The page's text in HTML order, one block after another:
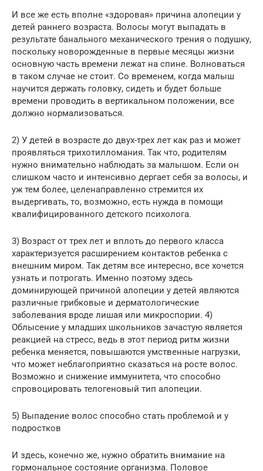
И все же есть вполне «здоровая» причина алопеции у
детей раннего возраста. Волосы могут выпадать в
результате банального механического трения о подушку,
поскольку новорожденные в первые месяцы жизни
основную часть времени лежат на спине. Волноваться
в таком случае не стоит. Со временем, когда малыш
научится держать головку, сидеть и будет больше
времени проводить в вертикальном положении, все
должно нормализоваться.
2) У детей в возрасте до двух-трех лет как раз и может
проявляться трихотилломания. Так что, родителям
нужно внимательно наблюдать за малышом. Если он
слишком часто и интенсивно дергает себя за волосы, и
уж тем более, целенаправленно стремится их
выдергивать, то, возможно, есть нужда в помощи
квалифицированного детского психолога.
3) Возраст от трех лет и вплоть до первого класса
характеризуется расширением контактов ребенка с
внешним миром. Так детям все интересно, все хочется
узнать и потрогать. Именно поэтому здесь
доминирующей причиной алопеции у детей являются
различные грибковые и дерматологические
заболевания вроде лишая или микроспории. 4)
Облысение у младших школьников зачастую является
реакцией на стресс, ведь в этот период ритм жизни
ребенка меняется, повышаются умственные нагрузки,
что может неблагоприятно сказаться на росте волос.
Возможно и снижение иммунитета, что способно
спровоцировать телогеновый тип алопеции.
5) Выпадение волос способно стать проблемой и у
подростков
И здесь, конечно же, нужно обратить внимание на
гормональное состояние организма. Половое